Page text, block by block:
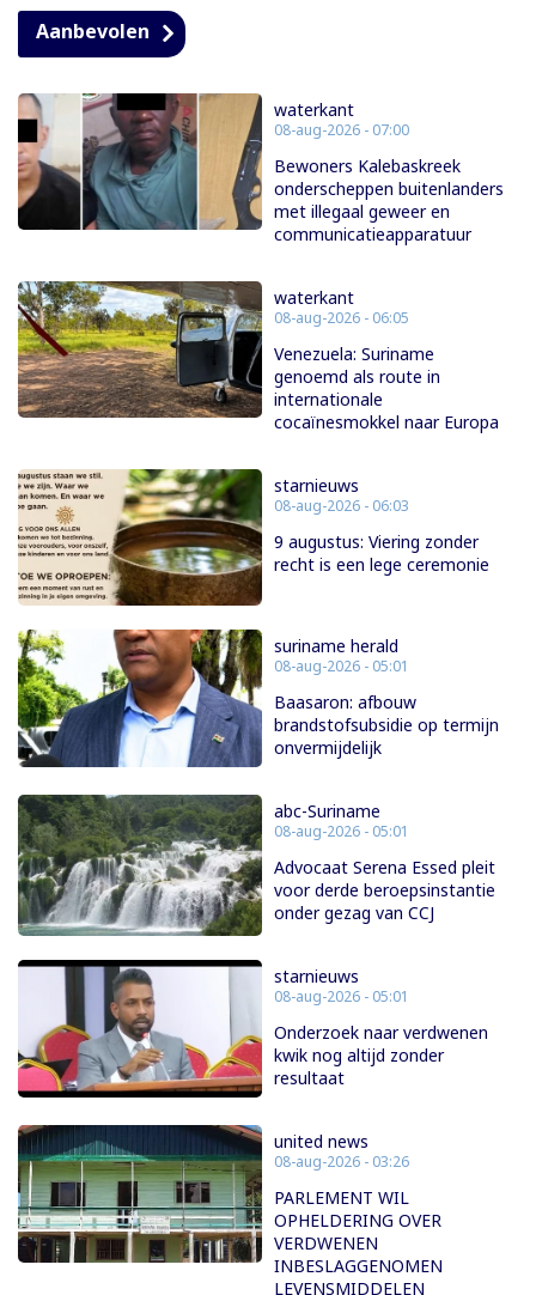
Aanbevolen
waterkant
08-aug-2026 - 07:00
Bewoners Kalebaskreek
onderscheppen buitenlanders
met illegaal geweer en
communicatieapparatuur
waterkant
08-aug-2026 - 06:05
Venezuela: Suriname
genoemd als route in
internationale
cocaïnesmokkel naar Europa
starnieuws
08-aug-2026 - 06:03
9 augustus: Viering zonder
recht is een lege ceremonie
suriname herald
08-aug-2026 - 05:01
Baasaron: afbouw
brandstofsubsidie op termijn
onvermijdelijk
abc-Suriname
08-aug-2026 - 05:01
Advocaat Serena Essed pleit
voor derde beroepsinstantie
onder gezag van CCJ
starnieuws
08-aug-2026 - 05:01
Onderzoek naar verdwenen
kwik nog altijd zonder
resultaat
united news
08-aug-2026 - 03:26
PARLEMENT WIL
OPHELDERING OVER
VERDWENEN
INBESLAGGENOMEN
LEVENSMIDDELEN